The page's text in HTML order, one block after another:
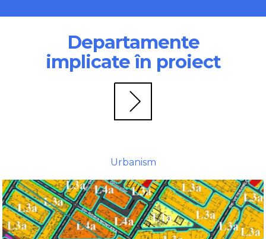
Departamente
implicate în proiect
Urbanism